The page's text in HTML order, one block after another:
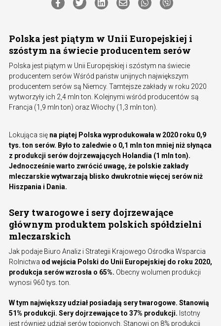
Polska jest piątym w Unii Europejskiej i
szóstym na świecie producentem serów
Polska jest piątym w Unii Europejskiej i szóstym na świecie
producentem serów Wśród państw unijnych największym
producentem serów są Niemcy. Tamtejsze zakłady w roku 2020
wytworzyły ich 2,4 mln ton. Kolejnymi wśród producentów są
Francja (1,9 mln ton) oraz Włochy (1,3 mln ton).
Lokująca się na piątej Polska wyprodukowała w 2020 roku 0,9
tys. ton serów. Było to zaledwie o 0,1 mln ton mniej niż słynąca
z produkcji serów dojrzewających Holandia (1 mln ton).
Jednocześnie warto zwrócić uwagę, że polskie zakłady
mleczarskie wytwarzają blisko dwukrotnie więcej serów niż
Hiszpania i Dania.
Sery twarogowe i sery dojrzewające
głównym produktem polskich spółdzielni
mleczarskich
Jak podaje Biuro Analiz i Strategii Krajowego Ośrodka Wsparcia
Rolnictwa od wejścia Polski do Unii Europejskiej do roku 2020,
produkcja serów wzrosła o 65%. Obecny wolumen produkcji
wynosi 960 tys. ton.
W tym największy udział posiadają sery twarogowe. Stanowią
51% produkcji. Sery dojrzewające to 37% produkcji. Istotny
jest również udział serów topionych. Stanowi on 8% produkcji